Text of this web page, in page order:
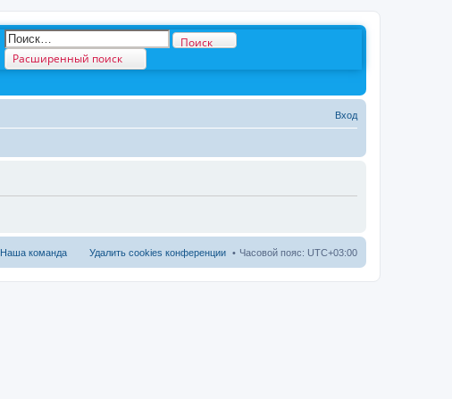
Поиск
Расширенный поиск
Вход
Часовой пояс: UTC+03:00
Удалить cookies конференции
Наша команда